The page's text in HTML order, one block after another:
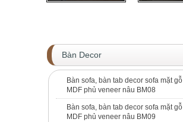
Bàn Decor
Bàn sofa, bàn tab decor sofa mặt gỗ
MDF phủ veneer nâu BM08
Bàn sofa, bàn tab decor sofa mặt gỗ
MDF phủ veneer nâu BM09